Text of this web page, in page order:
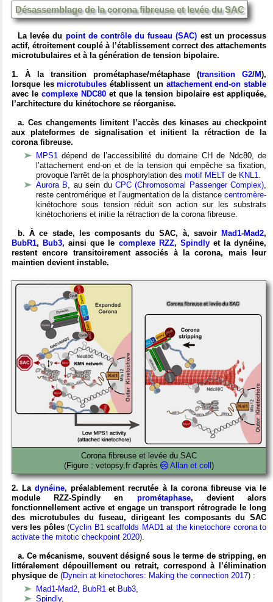
Désassemblage de la corona fibreuse et levée du SAC
La levée du point de contrôle du fuseau (SAC) est un processus
actif, étroitement couplé à l’établissement correct des attachements
microtubulaires et à la génération de tension bipolaire.
1. À la transition prométaphase/métaphase (transition G2/M),
lorsque lesmicrotubules établissent un attachement end-on stable
avec le complexe NDC80et que la tension bipolaire est appliquée,
l’architecture du kinétochore se réorganise.
a. Ces changements limitent l’accès des kinases au checkpoint
aux plateformes de signalisation et initient la rétraction de la
corona fibreuse.
MPS1 dépend de l’accessibilité du domaine CH de Ndc80, de
l’attachement end-on et de la tension qui empêche sa fixation,
provoque l'arrêt de la phosphorylation des motif MELT de KNL1.
Aurora B, au sein du CPC (Chromosomal Passenger Complex),
reste centromérique et l’augmentation de la distance centromère-
kinétochore sous tension réduit son action sur les substrats
kinétochoriens et initie la rétraction de la corona fibreuse.
b. À ce stade, les composants du SAC, à, savoir Mad1-Mad2,
BubR1, Bub3, ainsi que le complexe RZZ, Spindlyet la dynéine,
restent encore transitoirement associés à la corona, mais leur
maintien devient instable.
Corona fibreuse et levée du SAC
(Figure : vetopsy.fr d'après
Allan et coll )
2. Ladynéine, préalablement recrutée à la corona fibreuse via le
module RZZ-Spindly en prométaphase, devient alors
fonctionnellement active et engage un transport rétrograde le long
des microtubules du fuseau, dirigeant les composants du SAC
vers les pôles(Cyclin B1 scaffolds MAD1 at the kinetochore corona to
activate the mitotic checkpoint 2020).
a. Ce mécanisme, souvent désigné sous le terme de stripping, en
littéralement dépouillement ou retrait, correspond à l’élimination
physique de (Dynein at kinetochores: Making the connection 2017) :
Mad1-Mad2
BubR1 et Bub3
Spindly,